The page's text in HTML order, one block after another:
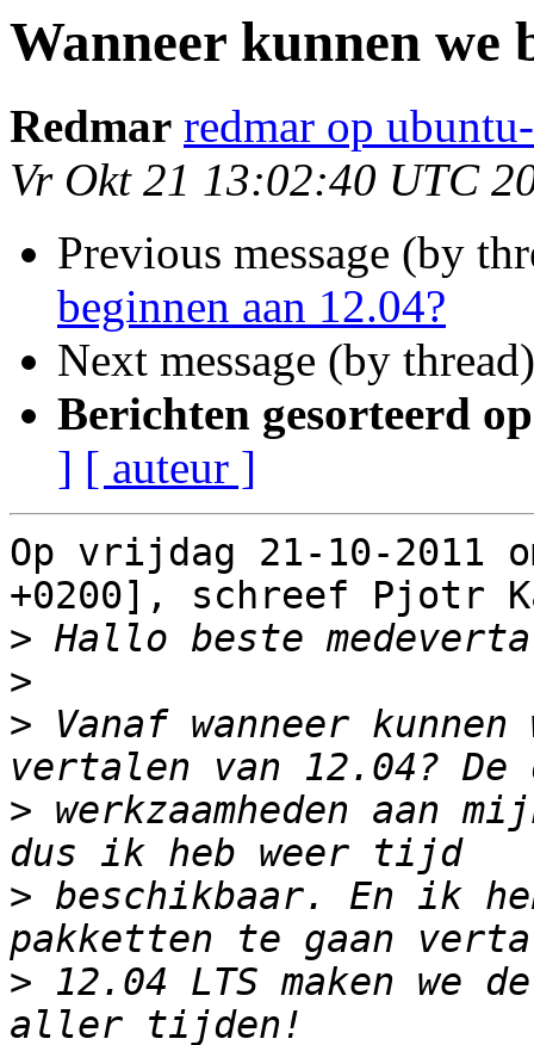
Wanneer kunnen we
Redmar redmar op
Vr Okt 21 13:02:40 UTC
Previous message (by
beginnen aan 12.04?
Next message (by
Berichten gesorteerd
] [ auteur ]
Op vrijdag 21-10-2011
+0200], schreef Pjotr
>
>
> Vanaf wanneer
> werkzaamheden aan
> beschikbaar. En ik
> 12.04 LTS maken we